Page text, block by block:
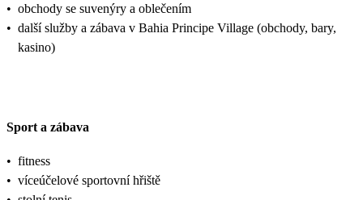
• obchody se suvenýry a oblečením
• další služby a zábava v Bahia Principe Village (obchody, bary,
kasino)
Sport a zábava
• fitness
• víceúčelové sportovní hřiště